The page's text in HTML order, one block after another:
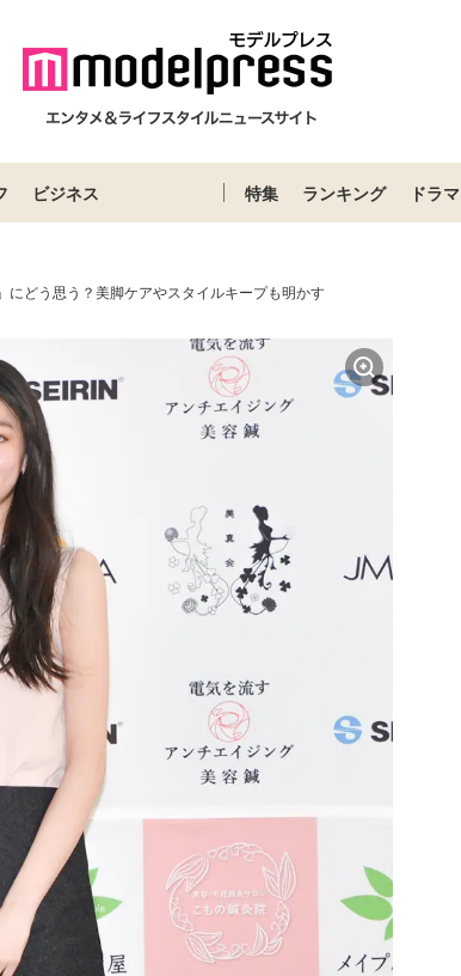
ビジネス 特集 ランキング ドラマ
にどう思う？美脚ケアやスタイルキープも明かす